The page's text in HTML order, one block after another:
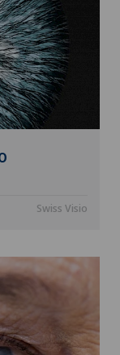
Swiss Visio